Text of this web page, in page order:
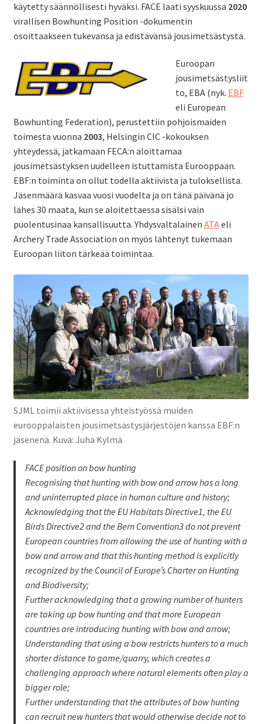
käytetty säännöllisesti hyväksi. FACE laati syyskuussa 2020
virallisen Bowhunting Position -dokumentin
osoittaakseen tukevansa ja edistävänsä jousimetsästystä.
Euroopan
jousimetsästysliit
to, EBA (nyk. EBF
eli European
Bowhunting Federation), perustettiin pohjoismaiden
toimesta vuonna 2003, Helsingin CIC -kokouksen
yhteydessä, jatkamaan FECA:n aloittamaa
jousimetsästyksen uudelleen istuttamista Eurooppaan.
EBF:n toiminta on ollut todella aktiivista ja tuloksellista.
Jäsenmäärä kasvaa vuosi vuodelta ja on tänä päivänä jo
lähes 30 maata, kun se aloitettaessa sisälsi vain
puolentusinaa kansallisuutta. Yhdysvaltalainen ATAeli
Archery Trade Association on myös lähtenyt tukemaan
Euroopan liiton tärkeää toimintaa.
SJML toimii aktiivisessa yhteistyössä muiden
eurooppalaisten jousimetsästysjärjestöjen kanssa EBF:n
jäsenenä. Kuva: Juha Kylmä
FACE position on bow hunting
Recognising that hunting with bow and arrow has a long
and uninterrupted place in human culture and history;
Acknowledging that the EU Habitats Directive1, the EU
Birds Directive2 and the Bern Convention3 do not prevent
European countries from allowing the use of hunting with a
bow and arrow and that this hunting method is explicitly
recognized by the Council of Europe’s Charter on Hunting
and Biodiversity;
Further acknowledging that a growing number of hunters
are taking up bow hunting and that more European
countries are introducing hunting with bow and arrow;
Understanding that using a bow restricts hunters to a much
shorter distance to game/quarry, which creates a
challenging approach where natural elements often play a
bigger role;
Further understanding that the attributes of bow hunting
can recruit new hunters that would otherwise decide not to